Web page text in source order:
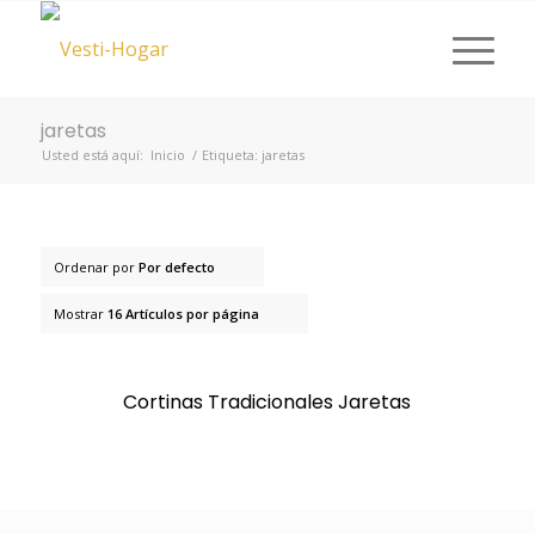
jaretas
Usted está aquí: Inicio / Etiqueta: jaretas
Ordenar por Por defecto
Mostrar 16 Artículos por página
Cortinas Tradicionales Jaretas